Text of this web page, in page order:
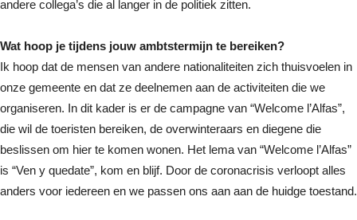
andere collega’s die al langer in de politiek zitten.
Wat hoop je tijdens jouw ambtstermijn te bereiken?
Ik hoop dat de mensen van andere nationaliteiten zich thuisvoelen in
onze gemeente en dat ze deelnemen aan de activiteiten die we
organiseren. In dit kader is er de campagne van “Welcome l’Alfas”,
die wil de toeristen bereiken, de overwinteraars en diegene die
beslissen om hier te komen wonen. Het lema van “Welcome l’Alfas”
is “Ven y quedate”, kom en blijf. Door de coronacrisis verloopt alles
anders voor iedereen en we passen ons aan aan de huidge toestand.